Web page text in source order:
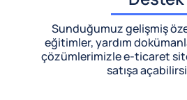
Sunduğumuz gelişmiş
eğitimler, yardım
çözümlerimizlee-ticaret
satışa